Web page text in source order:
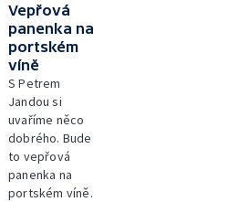
Vepřová
panenka na
portském
víně
S Petrem
Jandou si
uvaříme něco
dobrého. Bude
to vepřová
panenka na
portském víně.